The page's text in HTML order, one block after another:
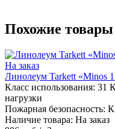
Похожие товары
На заказ
Линолеум Tarkett «Minos
Класс использования: 31
нагрузки
Пожарная безопасность:
Наличие товара: На заказ